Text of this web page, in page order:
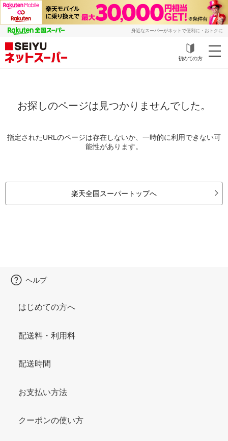
身近なスーパーがネットで便利に・おトクに
初めての方
お探しのページは見つかりませんでした。
指定されたURLのページは存在しないか、一時的に利用できない可
能性があります。
楽天全国スーパートップへ
ヘルプ
はじめての方へ
配送料・利用料
配送時間
お支払い方法
クーポンの使い方